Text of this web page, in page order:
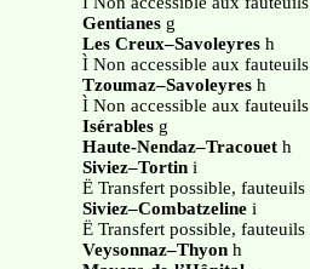
Gentianes g
Les Creux–Savoleyres h
Ì Non accessible aux
Tzoumaz–Savoleyres h
Ì Non accessible aux
Isérables g
Haute-Nendaz–Tracouet h
Siviez–Tortin i
Ë Transfert possible,
Siviez–Combatzeline i
Ë Transfert possible,
Veysonnaz–Thyon h